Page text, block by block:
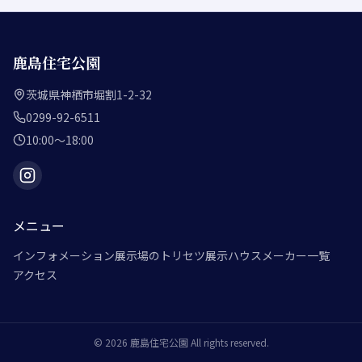
鹿島住宅公園
茨城県神栖市堀割1-2-32
0299-92-6511
10:00～18:00
メニュー
インフォメーション展示場のトリセツ展示ハウスメーカー一覧
アクセス
© 2026 鹿島住宅公園 All rights reserved.